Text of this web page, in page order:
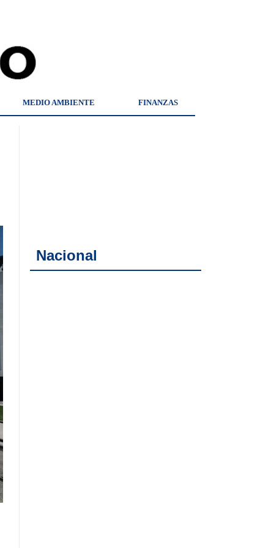
MEDIO AMBIENTE FINANZAS
Nacional